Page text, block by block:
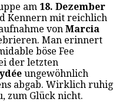
am 18. Dezember
Kennern mit reichlich
von Marcia
Man erinnert
böse Fee
der letzten
ungewöhnlich
abgab. Wirklich ruhig
zum Glück nicht.